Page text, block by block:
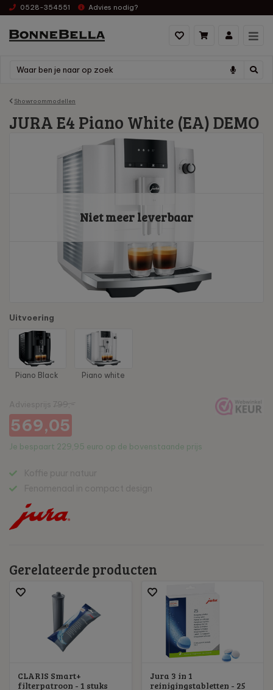
0528-354551 Advies nodig?
Showroommodellen
JURA E4 Piano White (EA) DEMO
Niet meer leverbaar
Uitvoering
Piano Black Piano white
569,05
Je bespaart 229,95 euro op de bovenstaande prijs
Gerelateerde producten
CLARIS Smart+
filterpatroon - 1 stuks
Jura 3 in 1
reinigingstabletten - 25